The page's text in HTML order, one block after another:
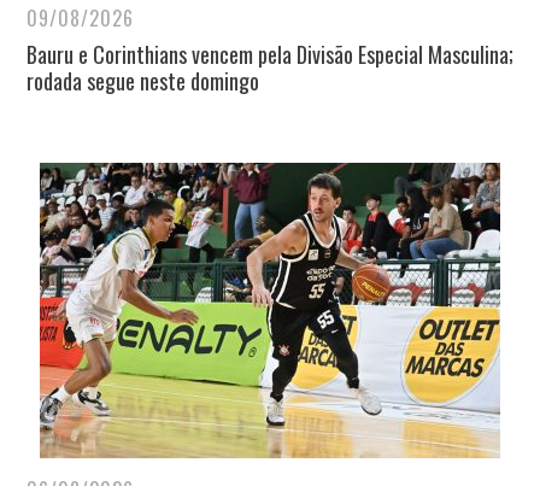
09/08/2026
Bauru e Corinthians vencem pela Divisão Especial Masculina;
rodada segue neste domingo